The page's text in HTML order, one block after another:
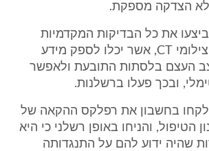
ללא הצדקה מספקת.
ביצעו את כל הבדיקות המקדמיות
הנדרשות, לרבות צילומי CT, אשר יכלו לספק מידע
העצם בלסתות התובעת ולאפשר
ובכך פעלו ברשלנות.
לקחו בחשבון את רפלקס ההקאה של
הטיפול, והניחו באופן רשלני כי היא
שהיה ידוע להם על התנגדותה